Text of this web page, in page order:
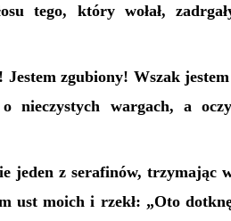
tego, który wołał,
zgubiony! Wszak
nieczystych wargach, a
jeden z serafinów, trzymając
ust moich i rzekł: „Oto